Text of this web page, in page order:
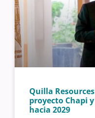
Quilla
proyecto Chapi
hacia 2029